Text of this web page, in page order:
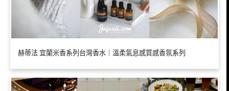
赫蒂法 宜蘭米香系列台灣香水｜溫柔氣息感質感香氛系列